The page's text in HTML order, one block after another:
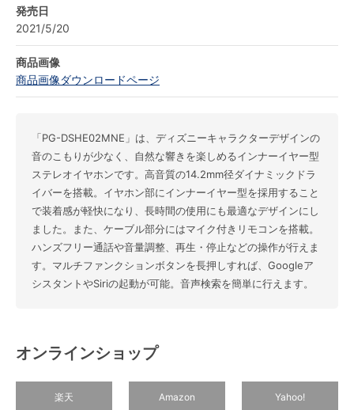
発売日
2021/5/20
商品画像
商品画像ダウンロードページ
「PG-DSHE02MNE」は、ディズニーキャラクターデザインの
音のこもりが少なく、自然な響きを楽しめるインナーイヤー型
ステレオイヤホンです。高音質の14.2mm径ダイナミックドラ
イバーを搭載。イヤホン部にインナーイヤー型を採用すること
で装着感が軽快になり、長時間の使用にも最適なデザインにし
ました。また、ケーブル部分にはマイク付きリモコンを搭載。
ハンズフリー通話や音量調整、再生・停止などの操作が行えま
す。マルチファンクションボタンを長押しすれば、Googleア
シスタントやSiriの起動が可能。音声検索を簡単に行えます。
オンラインショップ
楽天 Amazon Yahoo!